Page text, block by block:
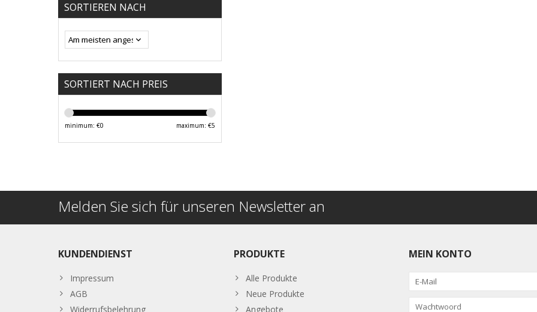
SORTIEREN NACH
SORTIERT NACH PREIS
minimum: €0 maximum: €5
Melden Sie sich für unseren Newsletter an
KUNDENDIENST
Impressum
AGB
Widerrufsbelehrung
PRODUKTE
Alle Produkte
Neue Produkte
Angebote
MEIN KONTO